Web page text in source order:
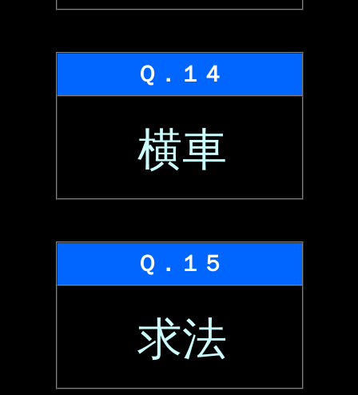
Ｑ．１４
横車
Ｑ．１５
求法